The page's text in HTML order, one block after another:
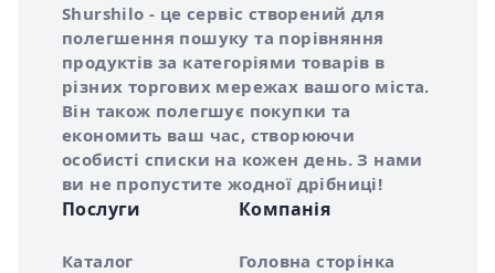
Про сервіс Shurshilo
Shurshilo - це сервіс створений для
полегшення пошуку та порівняння
продуктів за категоріями товарів в
різних торгових мережах вашого міста.
Він також полегшує покупки та
економить ваш час, створюючи
особисті списки на кожен день. З нами
ви не пропустите жодної дрібниці!
Послуги
Каталог
Компанія
Головна сторінка